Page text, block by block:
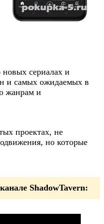
новых сериалах и
и самых ожидаемых в
жанрам и
проектах, не
но которые
ShadowTavern: